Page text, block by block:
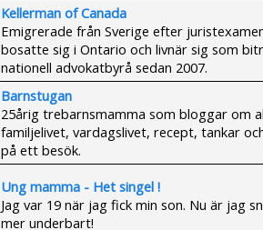
Kellerman of Canada
Emigrerade från Sverige efter
bosatte sig i Ontario och livnär sig som
nationell advokatbyrå sedan 2007.
Barnstugan
25årig trebarnsmamma som bloggar om
familjelivet, vardagslivet, recept, tankar
på ett besök.
Ung mamma - Het singel !
Jag var 19 när jag fick min son. Nu är jag
mer underbart!